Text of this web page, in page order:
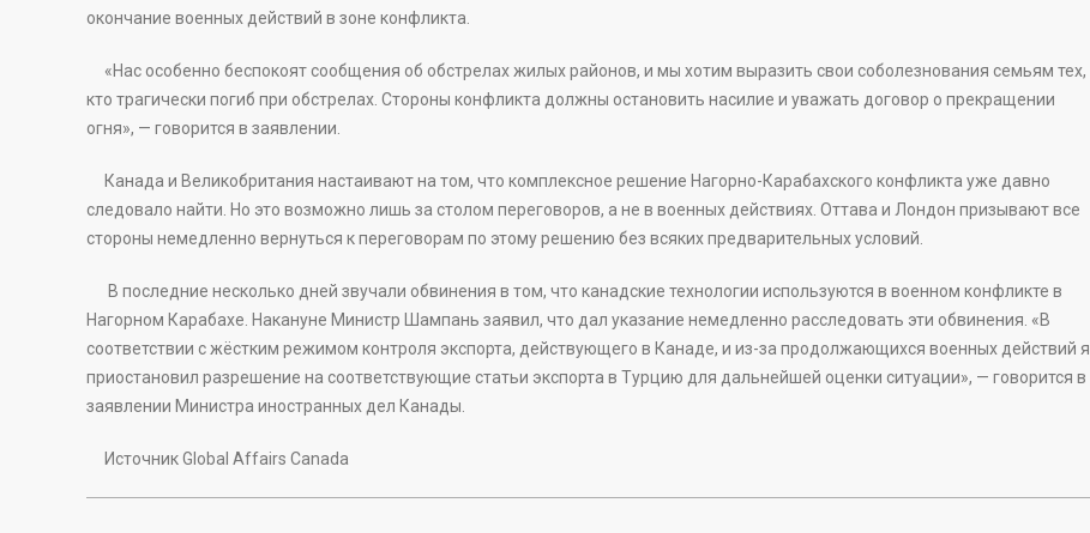
окончание военных действий в зоне конфликта.
«Нас особенно беспокоят сообщения об обстрелах жилых районов, и мы хотим выразить свои соболезнования семьям тех,
кто трагически погиб при обстрелах. Стороны конфликта должны остановить насилие и уважать договор о прекращении
огня», — говорится в заявлении.
Канада и Великобритания настаивают на том, что комплексное решение Нагорно-Карабахского конфликта уже давно
следовало найти. Но это возможно лишь за столом переговоров, а не в военных действиях. Оттава и Лондон призывают все
стороны немедленно вернуться к переговорам по этому решению без всяких предварительных условий.
В последние несколько дней звучали обвинения в том, что канадские технологии используются в военном конфликте в
Нагорном Карабахе. Накануне Министр Шампань заявил, что дал указание немедленно расследовать эти обвинения. «В
соответствии с жёстким режимом контроля экспорта, действующего в Канаде, и из-за продолжающихся военных действий я
приостановил разрешение на соответствующие статьи экспорта в Турцию для дальнейшей оценки ситуации», — говорится в
заявлении Министра иностранных дел Канады.
Источник Global Affairs Canada